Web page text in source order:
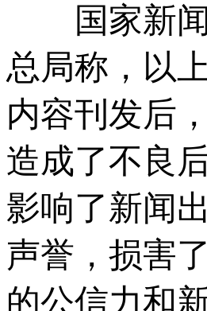
国家新闻
总局称，以
内容刊发后
造成了不良
影响了新闻
声誉，损害
的公信力和